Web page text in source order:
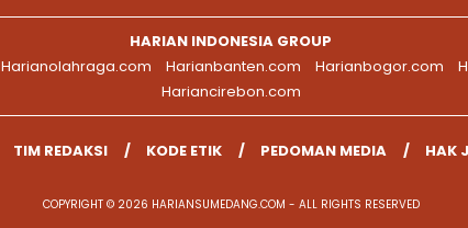
HARIAN INDONESIA GROUP
Harianolahraga.com Harianbanten.com Harianbogor.com
Hariancirebon.com
TIM REDAKSI KODE ETIK PEDOMAN MEDIA HAK
COPYRIGHT © 2026 HARIANSUMEDANG.COM - ALL RIGHTS RESERVED